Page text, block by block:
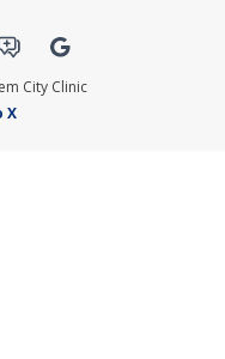
City Clinic
X